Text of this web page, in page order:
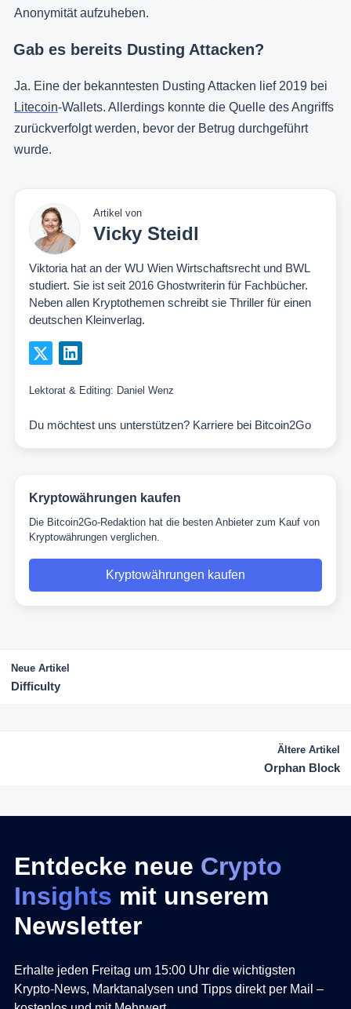
Anonymität aufzuheben.
Gab es bereits Dusting Attacken?
Ja. Eine der bekanntesten Dusting Attacken lief 2019 bei
Litecoin-Wallets. Allerdings konnte die Quelle des Angriffs
zurückverfolgt werden, bevor der Betrug durchgeführt
wurde.
Artikel von
Vicky Steidl
Viktoria hat an der WU Wien Wirtschaftsrecht und BWL
studiert. Sie ist seit 2016 Ghostwriterin für Fachbücher.
Neben allen Kryptothemen schreibt sie Thriller für einen
deutschen Kleinverlag.
Lektorat & Editing: Daniel Wenz
Du möchtest uns unterstützen? Karriere bei Bitcoin2Go
Kryptowährungen kaufen
Die Bitcoin2Go-Redaktion hat die besten Anbieter zum Kauf von
Kryptowährungen verglichen.
Kryptowährungen kaufen
Neue Artikel
Difficulty
Ältere Artikel
Orphan Block
Entdecke neue Crypto
Insights mit unserem
Newsletter
Erhalte jeden Freitag um 15:00 Uhr die wichtigsten
Krypto-News, Marktanalysen und Tipps direkt per Mail –